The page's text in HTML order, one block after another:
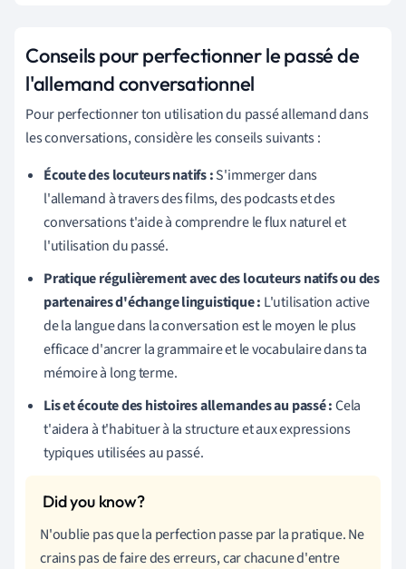
Conseils pour perfectionner le passé de
l'allemand conversationnel
Pour perfectionner ton utilisation du passé allemand dans
les conversations, considère les conseils suivants :
Écoute des locuteurs natifs :S'immerger dans
l'allemand à travers des films, des podcasts et des
conversations t'aide à comprendre le flux naturel et
l'utilisation du passé.
Pratique régulièrement avec des locuteurs natifs ou des
partenaires d'échange linguistique : L'utilisation active
de la langue dans la conversation est le moyen le plus
efficace d'ancrer la grammaire et le vocabulaire dans ta
mémoire à long terme.
Lis et écoute des histoires allemandes au passé :Cela
t'aidera à t'habituer à la structure et aux expressions
typiques utilisées au passé.
N'oublie pas que la perfection passe par la pratique. Ne
crains pas de faire des erreurs, car chacune d'entre